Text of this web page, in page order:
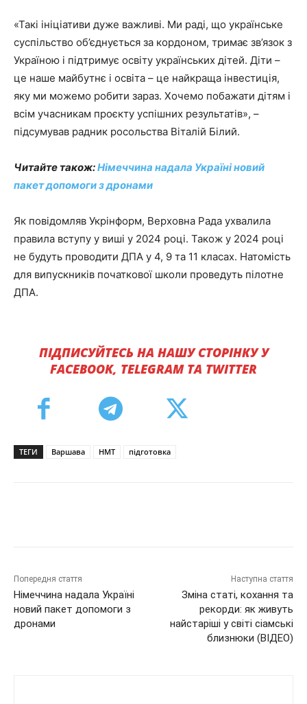
«Такі ініціативи дуже важливі. Ми раді, що українське
суспільство об’єднується за кордоном, тримає зв’язок з
Україною і підтримує освіту українських дітей. Діти –
це наше майбутнє і освіта – це найкраща інвестиція,
яку ми можемо робити зараз. Хочемо побажати дітям і
всім учасникам проєкту успішних результатів», –
підсумував радник росольства Віталій Білий.
Читайте також:Німеччина надала Україні новий
пакет допомоги з дронами
Як повідомляв Укрінформ, Верховна Рада ухвалила
правила вступу у виші у 2024 році. Також у 2024 році
не будуть проводити ДПА у 4, 9 та 11 класах. Натомість
для випускників початкової школи проведуть пілотне
ДПА.
ПІДПИСУЙТЕСЬ НА НАШУ СТОРІНКУ У
FACEBOOK, TELEGRAM ТА TWITTER
ТЕГИ Варшава НМТ підготовка
Попередня стаття
Німеччина надала Україні
новий пакет допомоги з
дронами
Наступна стаття
Зміна статі, кохання та
рекорди: як живуть
найстаріші у світі сіамські
близнюки (ВІДЕО)